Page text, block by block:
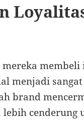
membeli
menjadi
brand
cenderung